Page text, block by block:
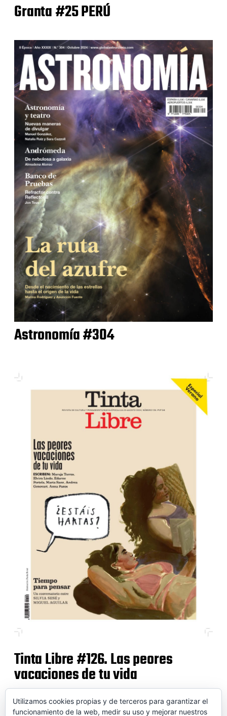
Granta #25 PERÚ
Astronomía #304
Tinta Libre #126. Las peores
vacaciones de tu vida
Utilizamos cookies propias y de terceros para garantizar el
funcionamiento de la web, medir su uso y mejorar nuestros